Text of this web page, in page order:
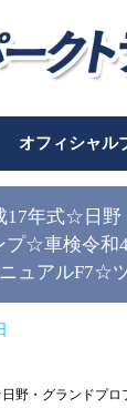
オフィシャル
年式☆日野
プ☆車検令
ュアルF7☆
野・グランドプ